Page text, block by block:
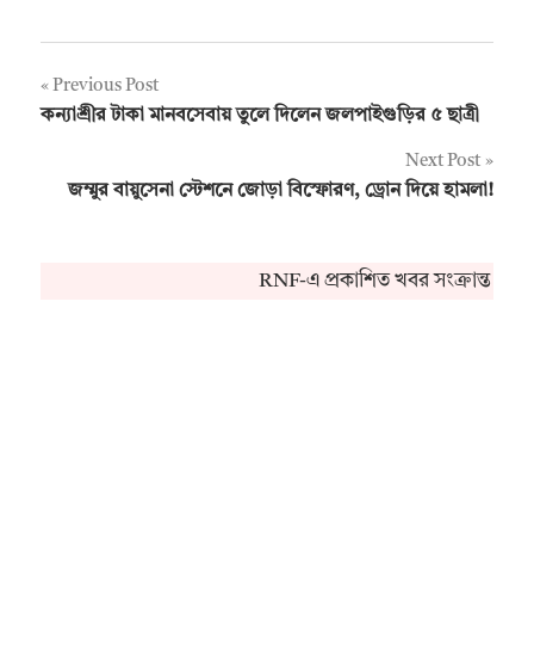
Post
Previous Post
কন্যাশ্রীর টাকা মানবসেবায় তুলে দিলেন জলপাইগুড়ির ৫ ছাত্রী
Next Post
জম্মুর বায়ুসেনা স্টেশনে জোড়া বিস্ফোরণ, ড্রোন দিয়ে হামলা!
RNF-এ প্রকাশিত খবর সংক্রান্ত